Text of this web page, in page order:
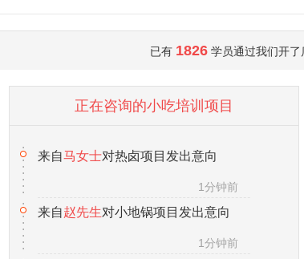
已有 1826 学员通过我们开了
正在咨询的小吃培训项目
1分钟前
来自赵先生对小地锅项目发出意向
1分钟前
来自徐先生对茶缸面项目发出意向